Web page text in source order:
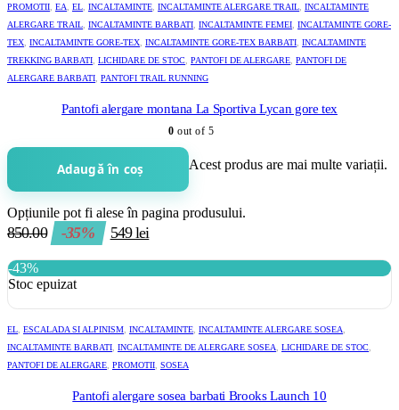
PROMOTII EA EL INCALTAMINTE INCALTAMINTE ALERGARE TRAIL INCALTAMINTE
ALERGARE TRAIL INCALTAMINTE BARBATI INCALTAMINTE FEMEI INCALTAMINTE GORE-
TEX INCALTAMINTE GORE-TEX INCALTAMINTE GORE-TEX BARBATI INCALTAMINTE
TREKKING BARBATI LICHIDARE DE STOC PANTOFI DE ALERGARE PANTOFI DE
ALERGARE BARBATI PANTOFI TRAIL RUNNING
Pantofi alergare montana La Sportiva Lycan gore tex
0 out of 5
Adaugă în coș Acest produs are mai multe variații.
Opțiunile pot fi alese în pagina produsului.
850.00 -35% 549lei
-43%
Stoc epuizat
EL ESCALADA SI ALPINISM INCALTAMINTE INCALTAMINTE ALERGARE SOSEA
INCALTAMINTE BARBATI INCALTAMINTE DE ALERGARE SOSEA LICHIDARE DE STOC
PANTOFI DE ALERGARE PROMOTII SOSEA
Pantofi alergare sosea barbati Brooks Launch 10